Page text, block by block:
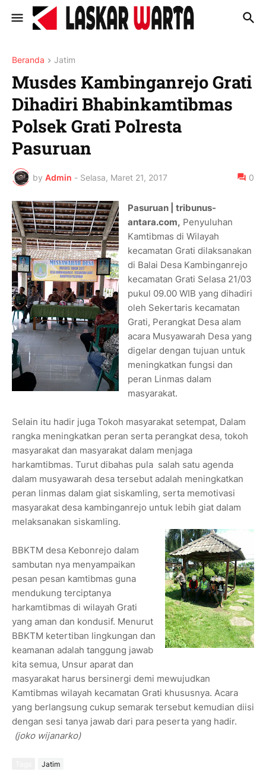
Beranda Jatim
Musdes Kambinganrejo Grati
Dihadiri Bhabinkamtibmas
Polsek Grati Polresta
Pasuruan
by Admin - Selasa, Maret 21, 2017 0
Pasuruan | tribunus-
antara.com, Penyuluhan
Kamtibmas di Wilayah
kecamatan Grati dilaksanakan
di Balai Desa Kambinganrejo
kecamatan Grati Selasa 21/03
pukul 09.00 WIB yang dihadiri
oleh Sekertaris kecamatan
Grati, Perangkat Desa alam
acara Musyawarah Desa yang
digelar dengan tujuan untuk
meningkatkan fungsi dan
peran Linmas dalam
masyarakat.
Selain itu hadir juga Tokoh masyarakat setempat, Dalam
rangka meningkatkan peran serta perangkat desa, tokoh
masyarakat dan masyarakat dalam menjaga
harkamtibmas. Turut dibahas pula salah satu agenda
dalam musyawarah desa tersebut adalah meningkatkan
peran linmas dalam giat siskamling, serta memotivasi
masyarakat desa kambinganrejo untuk lebih giat dalam
melaksanakan siskamling.
BBKTM desa Kebonrejo dalam
sambutan nya menyampaikan
pesan pesan kamtibmas guna
mendukung terciptanya
harkamtibmas di wilayah Grati
yang aman dan kondusif. Menurut
BBKTM ketertiban lingkungan dan
keamanan adalah tanggung jawab
kita semua, Unsur aparat dan
masyarakat harus bersinergi demi mewujudkan
Kamtibmas wilayah kecamatan Grati khususnya. Acara
yang berlangsung cukup semarak tersebut kemudian diisi
dengan sesi tanya jawab dari para peserta yang hadir.
(joko wijanarko)
Jatim